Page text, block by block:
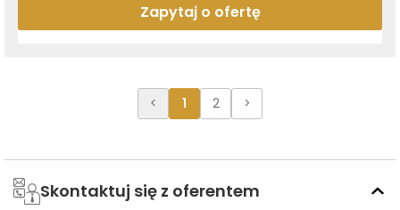
Zapytaj o ofertę
< 1 2 >
Skontaktuj się z oferentem